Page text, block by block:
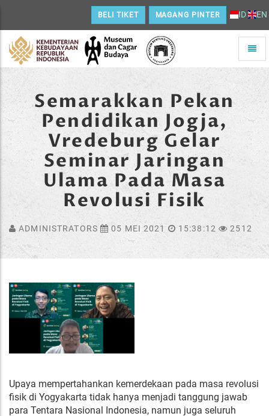
BELI TIKET MAGANG PINTER ID EN
Home
Toggle
Semarakkan Pekan
Pendidikan Jogja,
Vredeburg Gelar
Seminar Jaringan
Ulama Pada Masa
Revolusi Fisik
ADMINISTRATORS 05 MEI 2021 15:38:12 2512
Upaya mempertahankan kemerdekaan pada masa revolusi
fisik di Yogyakarta tidak hanya menjadi tanggung jawab
para Tentara Nasional Indonesia, namun juga seluruh